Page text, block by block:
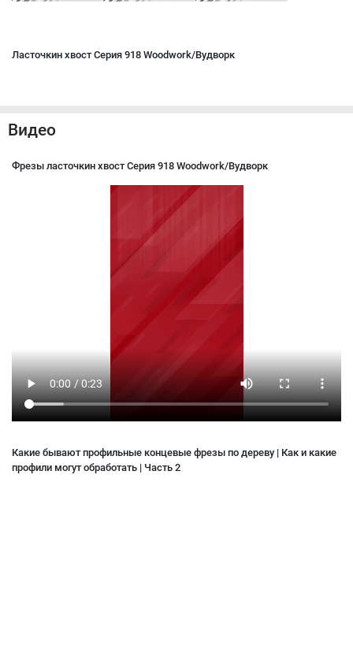
Ласточкин хвост Серия 918 Woodwork/Вудворк
Видео
Фрезы ласточкин хвост Серия 918 Woodwork/Вудворк
Какие бывают профильные концевые фрезы по дереву | Как и какие
профили могут обработать | Часть 2